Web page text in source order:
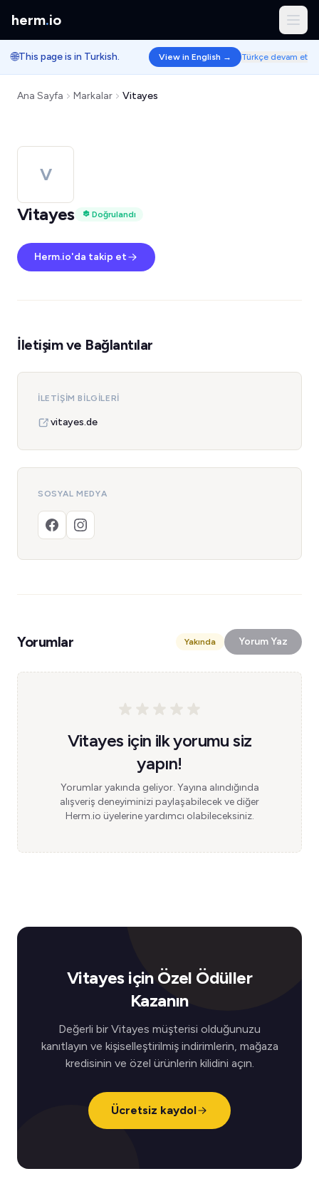
herm.io
🌐This page is in Turkish. View in English → Türkçe devam et
Ana Sayfa Markalar Vitayes
V
Vitayes
Doğrulandı
Herm.io'da takip et
İletişim ve Bağlantılar
İLETIŞIM BILGILERI
vitayes.de
SOSYAL MEDYA
Yorumlar Yakında Yorum Yaz
Vitayes için ilk yorumu siz
yapın!
Yorumlar yakında geliyor. Yayına alındığında
alışveriş deneyiminizi paylaşabilecek ve diğer
Herm.io üyelerine yardımcı olabileceksiniz.
Vitayes için Özel Ödüller
Kazanın
Değerli bir Vitayes müşterisi olduğunuzu
kanıtlayın ve kişiselleştirilmiş indirimlerin, mağaza
kredisinin ve özel ürünlerin kilidini açın.
Ücretsiz kaydol